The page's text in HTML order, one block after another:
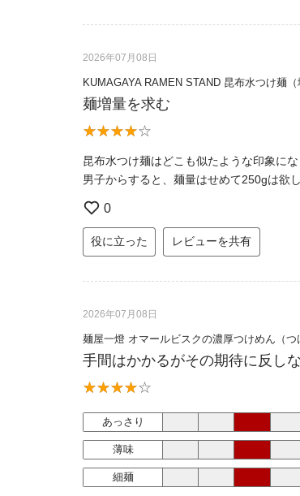
2026年07月08日
KUMAGAYA RAMEN STAND 昆布水つけ麺（
麺増量を求む
昆布水つけ麺はどこも似たような印象に
男子からすると、麺量はせめて250gは欲
0
役に立った レビューを共有
2026年07月08日
麺屋一燈 オマールビスクの濃厚つけめん（つ
手間はかかるがその期待に反し
あっさり
薄味
細麺